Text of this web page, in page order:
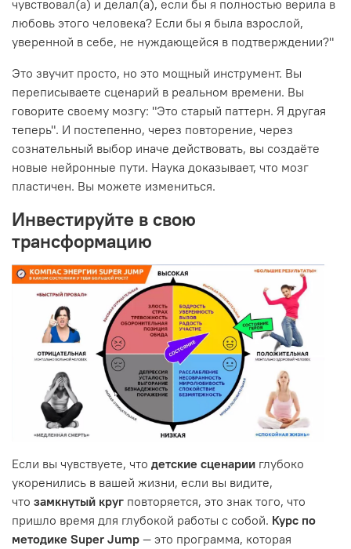
чувствовал(а) и делал(а), если бы я полностью верила в
любовь этого человека? Если бы я была взрослой,
уверенной в себе, не нуждающейся в подтверждении?"
Это звучит просто, но это мощный инструмент. Вы
переписываете сценарий в реальном времени. Вы
говорите своему мозгу: "Это старый паттерн. Я другая
теперь". И постепенно, через повторение, через
сознательный выбор иначе действовать, вы создаёте
новые нейронные пути. Наука доказывает, что мозг
пластичен. Вы можете измениться.
Инвестируйте в свою
трансформацию
Если вы чувствуете, что детские сценарии глубоко
укоренились в вашей жизни, если вы видите,
что замкнутый круг повторяется, это знак того, что
пришло время для глубокой работы с собой. Курс по
методике Super Jump — это программа, которая